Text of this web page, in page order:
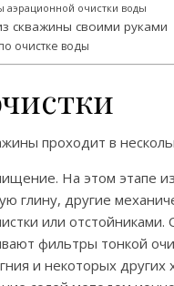
аэрационной очистки воды
скважины своими руками
очистке воды
проходит в
На этом этапе
глину, другие
или
фильтры тонкой
и некоторых других